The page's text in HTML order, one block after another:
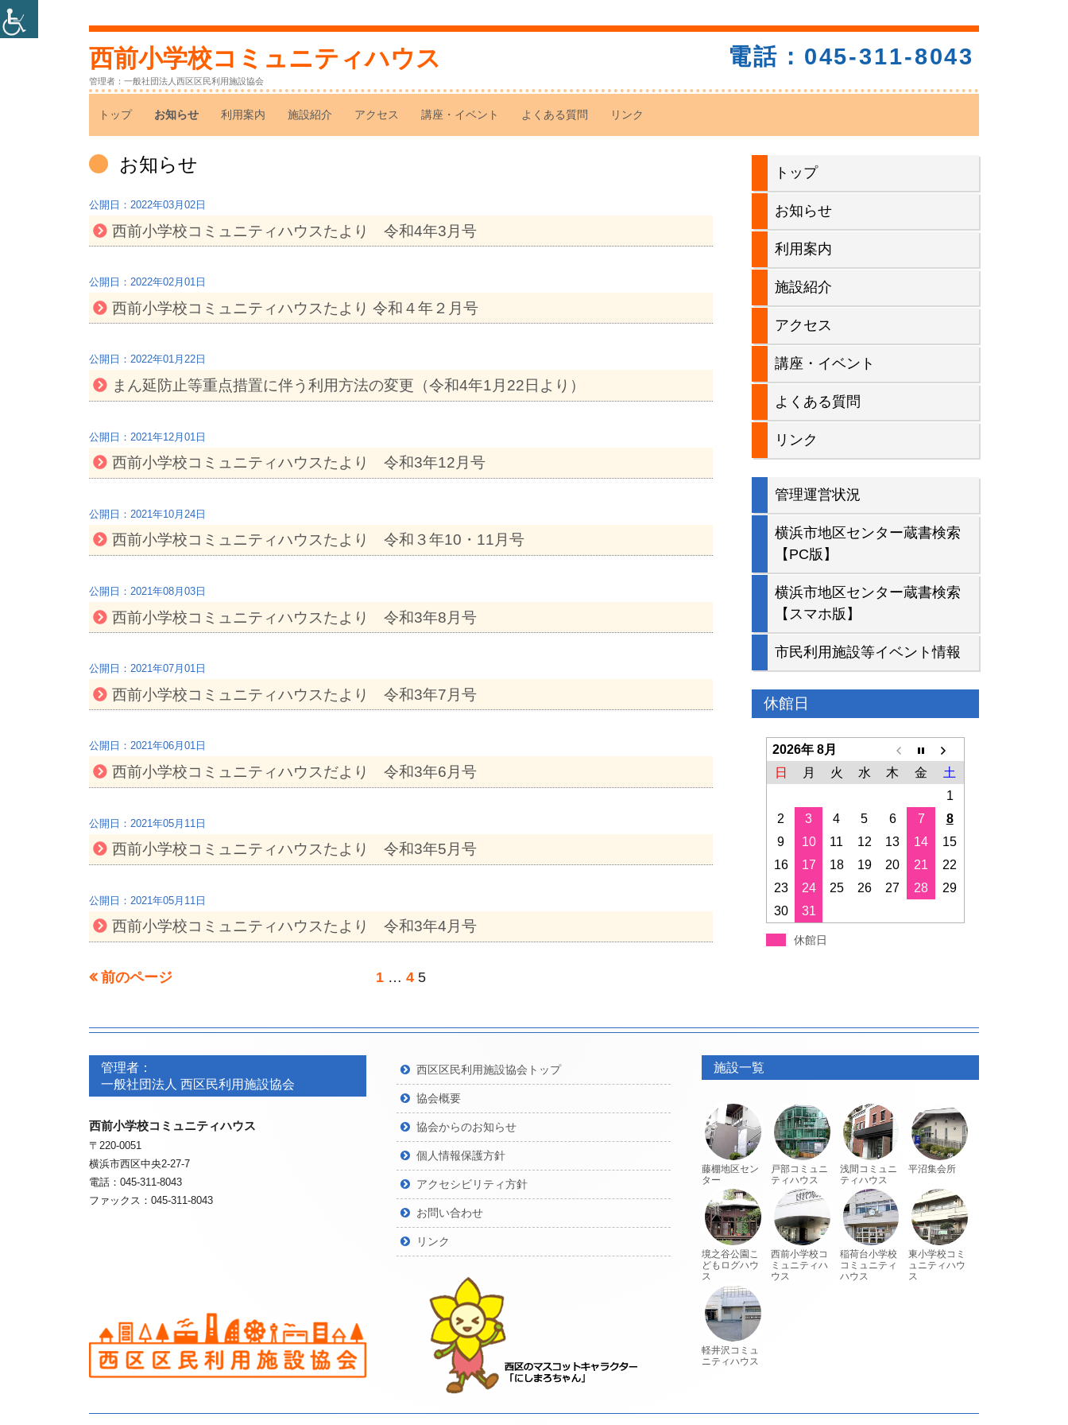
コ
西前小学校コミュニティハウス 電話：045-311-8043
管理者：一般社団法人西区区民利用施設協会
メ
ン
メ
ニ
ュ
ー
トップ お知らせ 利用案内 施設紹介 アクセス 講座・イベント よくある質問 リンク
カ
ゴ
リ
ー:
お知らせ
2022年03月02日
西前小学校コミュニティハウスたより 令和4年3月号
2022年02月01日
西前小学校コミュニティハウスたより 令和４年２月号
2022年01月22日
まん延防止等重点措置に伴う利用方法の変更（令和4年1月22日より）
2021年12月01日
西前小学校コミュニティハウスたより 令和3年12月号
2021年10月24日
西前小学校コミュニティハウスたより 令和３年10・11月号
2021年08月03日
西前小学校コミュニティハウスたより 令和3年8月号
2021年07月01日
西前小学校コミュニティハウスたより 令和3年7月号
2021年06月01日
西前小学校コミュニティハウスだより 令和3年6月号
2021年05月11日
西前小学校コミュニティハウスたより 令和3年5月号
2021年05月11日
西前小学校コミュニティハウスたより 令和3年4月号
投
ナ
ビ
ゲ
ー
シ
前のページ
ペ
1 … ペ
4 ペ
5
サ
イ
ド
バ
トップ
お知らせ
利用案内
施設紹介
アクセス
講座・イベント
よくある質問
リンク
管理運営状況
横浜市地区センター蔵書検索
【PC版】
横浜市地区センター蔵書検索
【スマホ版】
市民利用施設等イベント情報
休館日
2026年 8月
日
月 火 水 木 金
土
1
2
3 4 5 6 7
8
9
10 11 12 13 14
15
16
17 18 19 20 21
22
23
24 25 26 27 28
29
30
31
休館日
ッ
タ
ー・
コ
ン
テ
ッ
タ
ー・
コ
ン
管理者：
一般社団法人 西区民利用施設協会
西前小学校コミュニティハウス
〒220-0051
横浜市西区中央2-27-7
電話：045-311-8043
ファックス：045-311-8043
西区区民利用施設協会トップ
協会概要
協会からのお知らせ
個人情報保護方針
アクセシビリティ方針
お問い合わせ
リンク
施設一覧
藤棚地区セン
ター
戸部コミュニ
ティハウス
浅間コミュニ
ティハウス
平沼集会所
境之谷公園こ
どもログハウ
ス
西前小学校コ
ミュニティハ
ウス
稲荷台小学校
コミュニティ
ハウス
東小学校コミ
ュニティハウ
ス
軽井沢コミュ
ニティハウス